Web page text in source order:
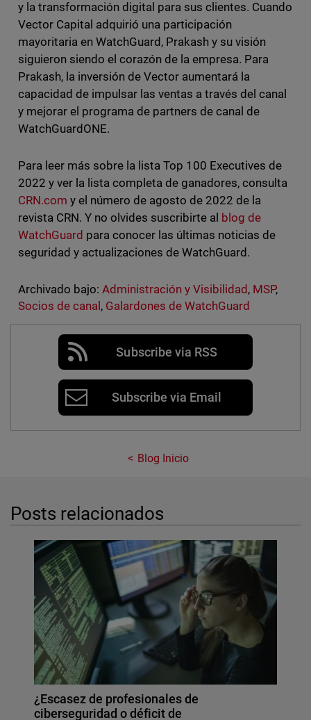
y la transformación digital para sus clientes. Cuando
Vector Capital adquirió una participación
mayoritaria en WatchGuard, Prakash y su visión
siguieron siendo el corazón de la empresa. Para
Prakash, la inversión de Vector aumentará la
capacidad de impulsar las ventas a través del canal
y mejorar el programa de partners de canal de
WatchGuardONE.
Para leer más sobre la lista Top 100 Executives de
2022 y ver la lista completa de ganadores, consulta
CRN.com y el número de agosto de 2022 de la
revista CRN. Y no olvides suscribirte al blog de
WatchGuard para conocer las últimas noticias de
seguridad y actualizaciones de WatchGuard.
Archivado bajo: Administración y Visibilidad, MSP,
Socios de canal, Galardones de WatchGuard
Subscribe via RSS
Subscribe via Email
Blog Inicio
Posts relacionados
¿Escasez de profesionales de
ciberseguridad o déficit de